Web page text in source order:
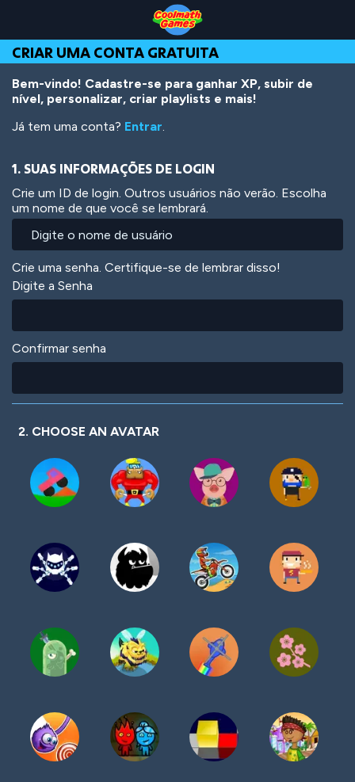
Top
of
Page
Navigation
Main
Content
Footer
o
conteúdo
principal
CRIAR UMA CONTA GRATUITA
Bem-vindo! Cadastre-se para ganhar XP, subir de
nível, personalizar, criar playlists e mais!
Já tem uma conta? Entrar.
1. SUAS INFORMAÇÕES DE LOGIN
Crie um ID de login. Outros usuários não verão. Escolha
um nome de que você se lembrará.
Crie uma senha. Certifique-se de lembrar disso!
Digite a Senha
Confirmar senha
2. CHOOSE AN AVATAR